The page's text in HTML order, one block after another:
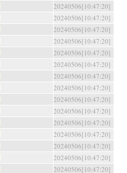
20240506[10:47:20]
20240506[10:47:20]
20240506[10:47:20]
20240506[10:47:20]
20240506[10:47:20]
20240506[10:47:20]
20240506[10:47:20]
20240506[10:47:20]
20240506[10:47:20]
20240506[10:47:20]
20240506[10:47:20]
20240506[10:47:20]
20240506[10:47:20]
20240506[10:47:20]
20240506[10:47:20]